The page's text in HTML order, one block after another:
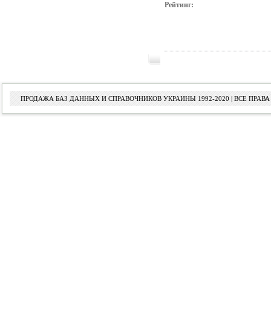
Рейтинг:
ПРОДАЖА БАЗ ДАННЫХ И СПРАВОЧНИКОВ УКРАИНЫ 1992-2020 | ВСЕ